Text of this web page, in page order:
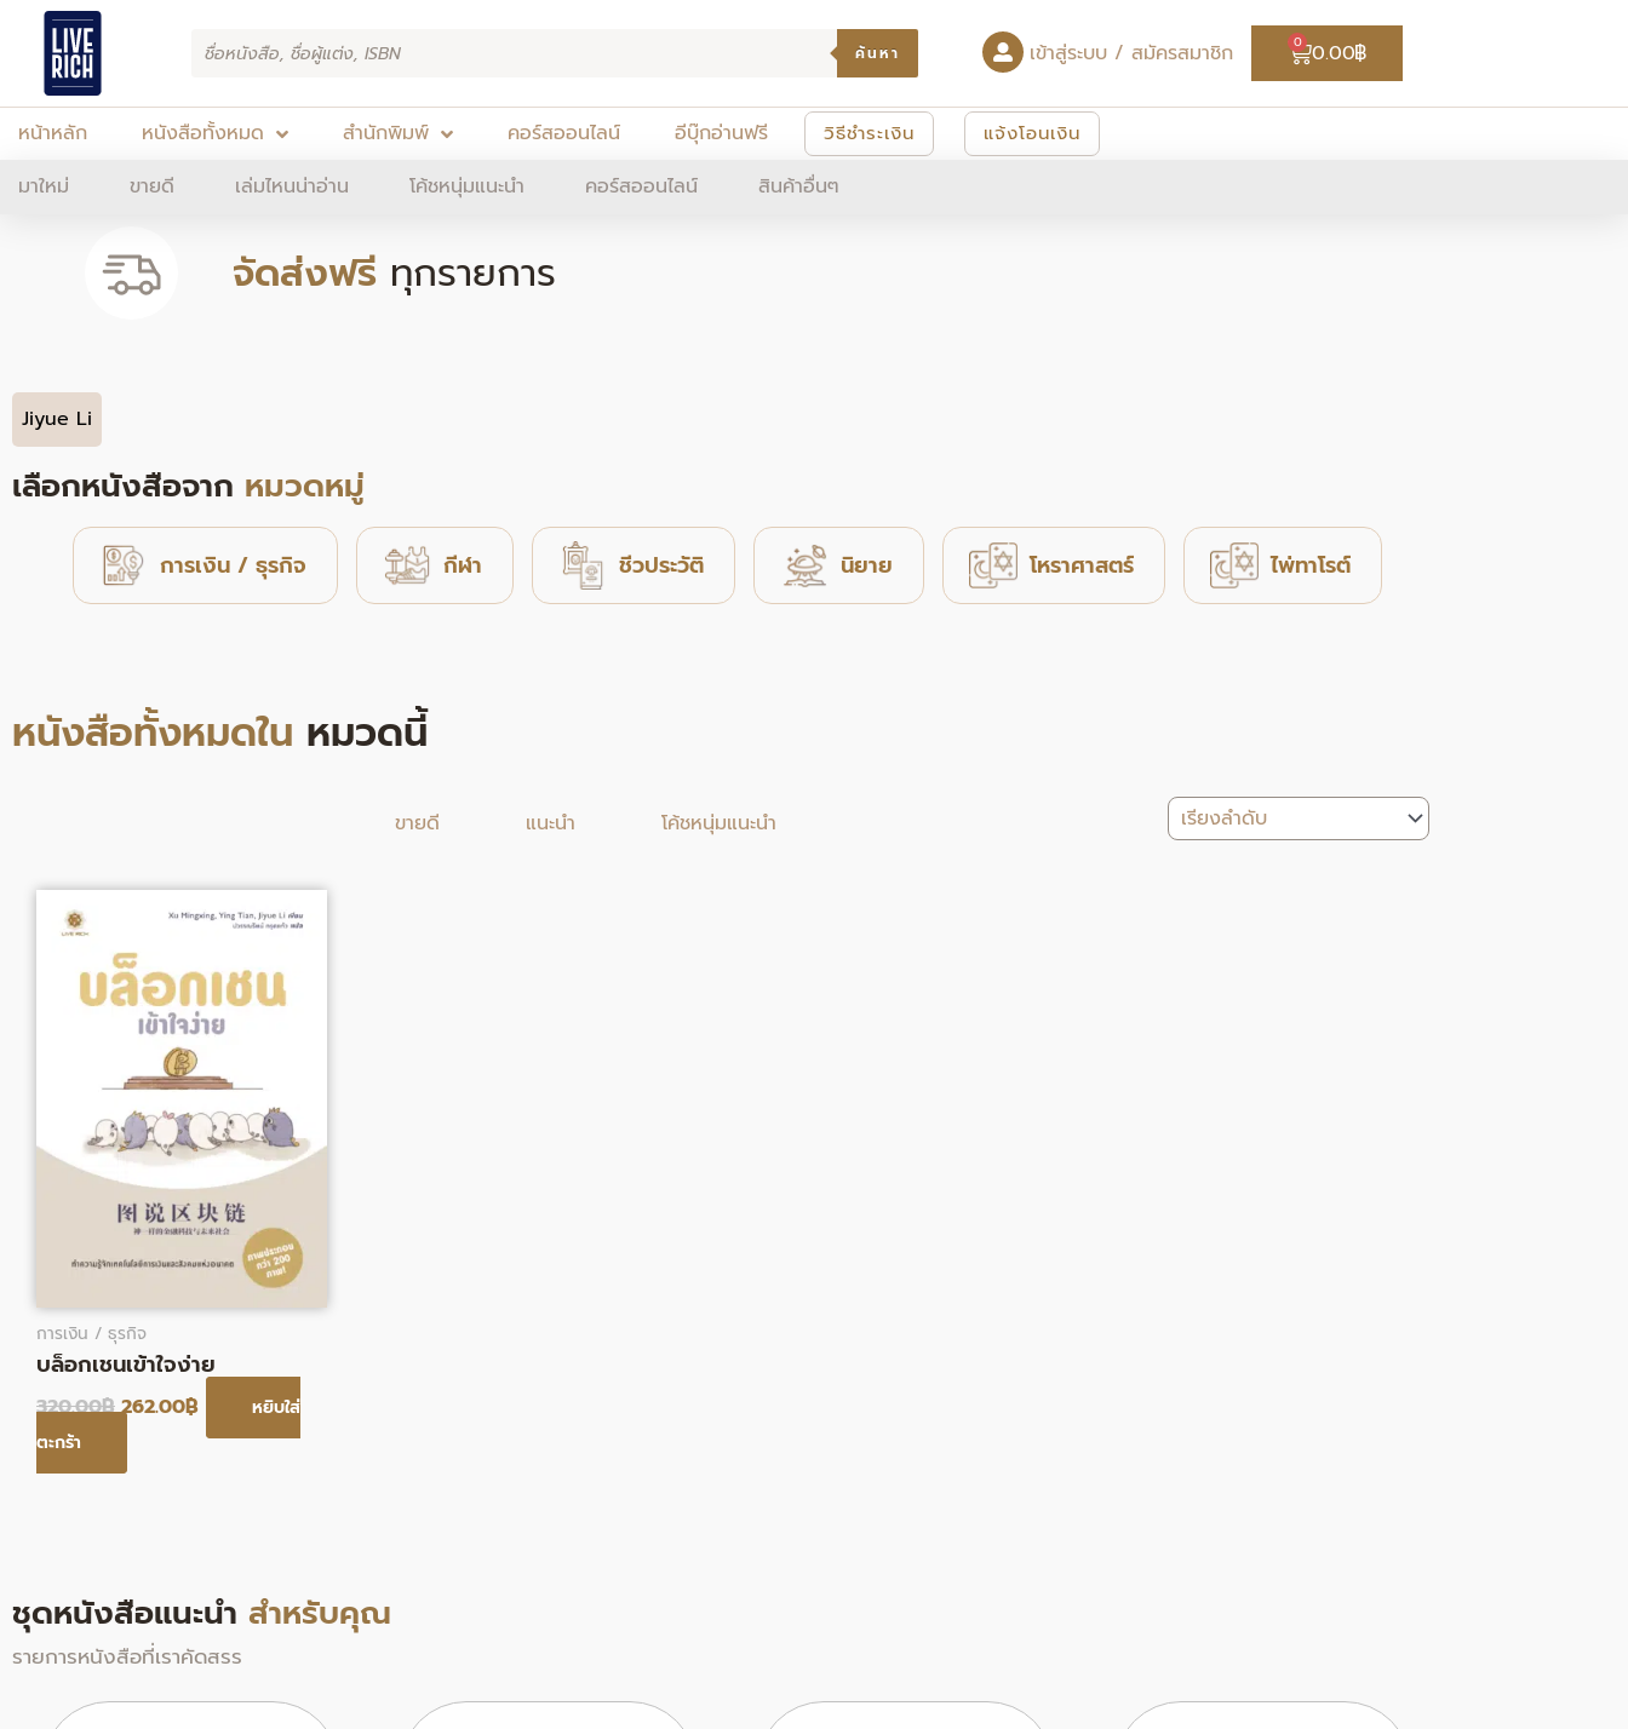
content
Products
search ค้นหา เข้าสู่ระบบ / สมัครสมาชิก 0.00฿
0
Cart
หน้าหลัก หนังสือทั้งหมด สำนักพิมพ์ คอร์สออนไลน์ อีบุ๊กอ่านฟรี วิธีชำระเงิน แจ้งโอนเงิน
มาใหม่ ขายดี เล่มไหนน่าอ่าน โค้ชหนุ่มแนะนำ คอร์สออนไลน์ สินค้าอื่นๆ
จัดส่งฟรี ทุกรายการ
Jiyue Li
เลือกหนังสือจาก หมวดหมู่
การเงิน / ธุรกิจ กีฬา ชีวประวัติ นิยาย โหราศาสตร์ ไพ่ทาโรต์
หนังสือทั้งหมดใน หมวดนี้
ขายดี แนะนำ โค้ชหนุ่มแนะนำ
การเงิน / ธุรกิจ
บล็อกเชนเข้าใจง่าย
320.00฿
320.00฿.
262.00฿
is:
หยิบใส่
ตะกร้า
ชุดหนังสือแนะนำ สำหรับคุณ
รายการหนังสือที่เราคัดสรร